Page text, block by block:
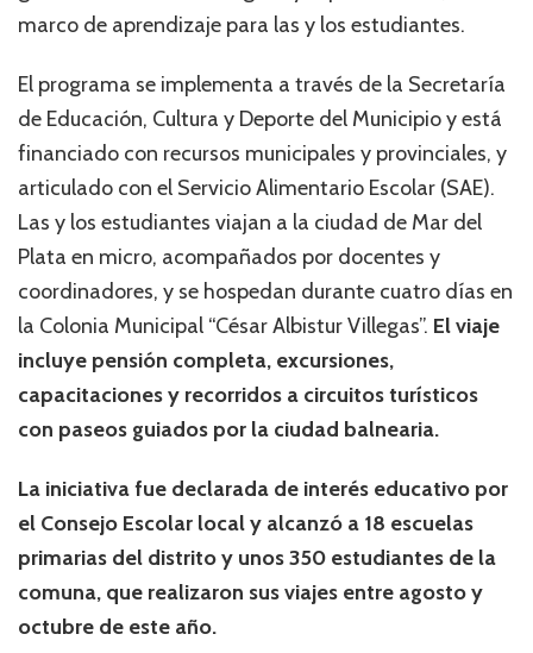
marco de aprendizaje para las y los estudiantes.
El programa se implementa a través de la Secretaría
de Educación, Cultura y Deporte del Municipio y está
financiado con recursos municipales y provinciales, y
articulado con el Servicio Alimentario Escolar (SAE).
Las y los estudiantes viajan a la ciudad de Mar del
Plata en micro, acompañados por docentes y
coordinadores, y se hospedan durante cuatro días en
la Colonia Municipal “César Albistur Villegas”. El viaje
incluye pensión completa, excursiones,
capacitaciones y recorridos a circuitos turísticos
con paseos guiados por la ciudad balnearia.
La iniciativa fue declarada de interés educativo por
el Consejo Escolar local y alcanzó a 18 escuelas
primarias del distrito y unos 350 estudiantes de la
comuna, que realizaron sus viajes entre agosto y
octubre de este año.